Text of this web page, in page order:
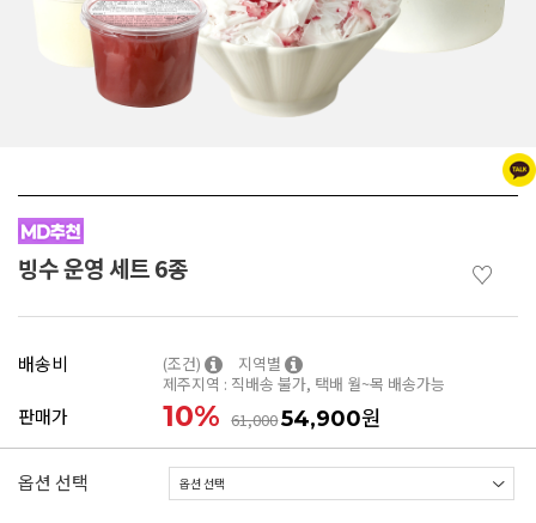
빙수 운영 세트 6종 ♡
배송비 (조건)
지역별
제주지역 : 직배송 불가, 택배 월~목 배송가능
판매가 10% 61,00054,900원
옵션 선택